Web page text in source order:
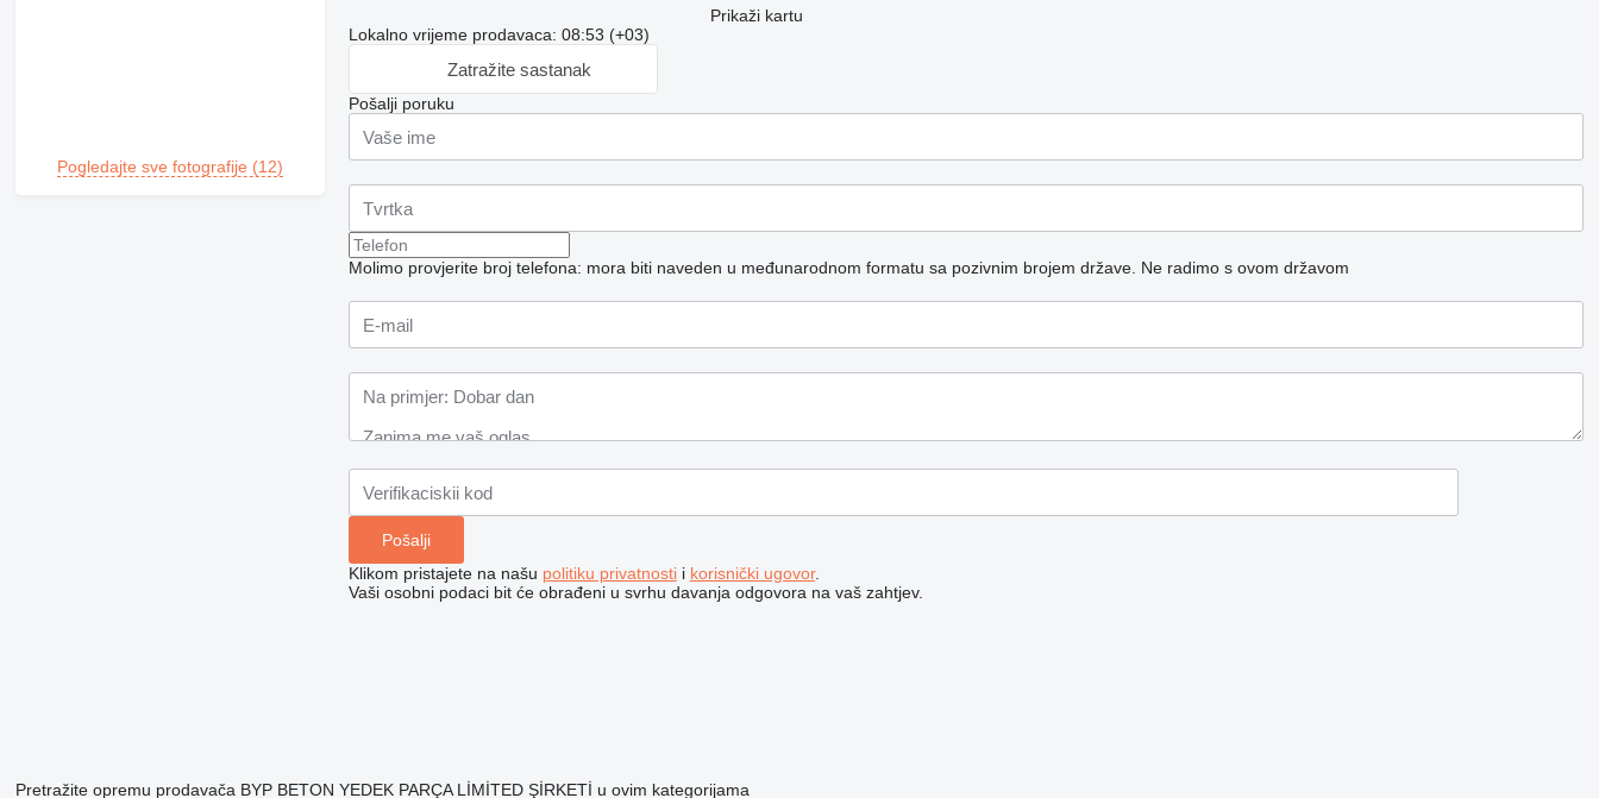
Pogledajte sve fotografije (12)
Prikaži kartu
Lokalno vrijeme prodavaca: 08:53 (+03)
Zatražite sastanak
Pošalji poruku
Molimo provjerite broj telefona: mora biti naveden u međunarodnom formatu sa pozivnim brojem države. Ne radimo s ovom državom
Klikom pristajete na našu politiku privatnostii korisnički ugovor.
Vaši osobni podaci bit će obrađeni u svrhu davanja odgovora na vaš zahtjev.
Pretražite opremu prodavača BYP BETON YEDEK PARÇA LİMİTED ŞİRKETİ u ovim kategorijama